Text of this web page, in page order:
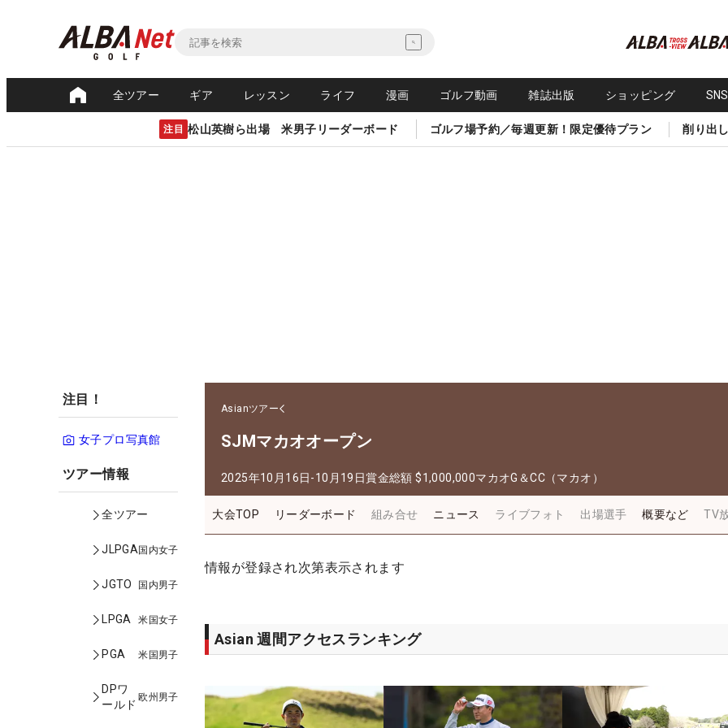
全ツアー ギア レッスン ライフ 漫画 ゴルフ動画 雑誌出版 ショッピング
注目 松山英樹ら出場 米男子リーダーボード ゴルフ場予約／毎週更新！限定優待プラン 削り出
注目！
女子プロ写真館
ツアー情報
全ツアー
JLPGA国内女子
JGTO 国内男子
LPGA 米国女子
PGA 米国男子
DPワ
ールド
欧州男子
Asianツアー
SJMマカオオープン
2025年10月16日-10月19日賞金総額 $1,000,000マカオG＆CC（マカオ）
大会TOP リーダーボード 組み合せ ニュース ライブフォト 出場選手 概要など TV
情報が登録され次第表示されます
Asian 週間アクセスランキング